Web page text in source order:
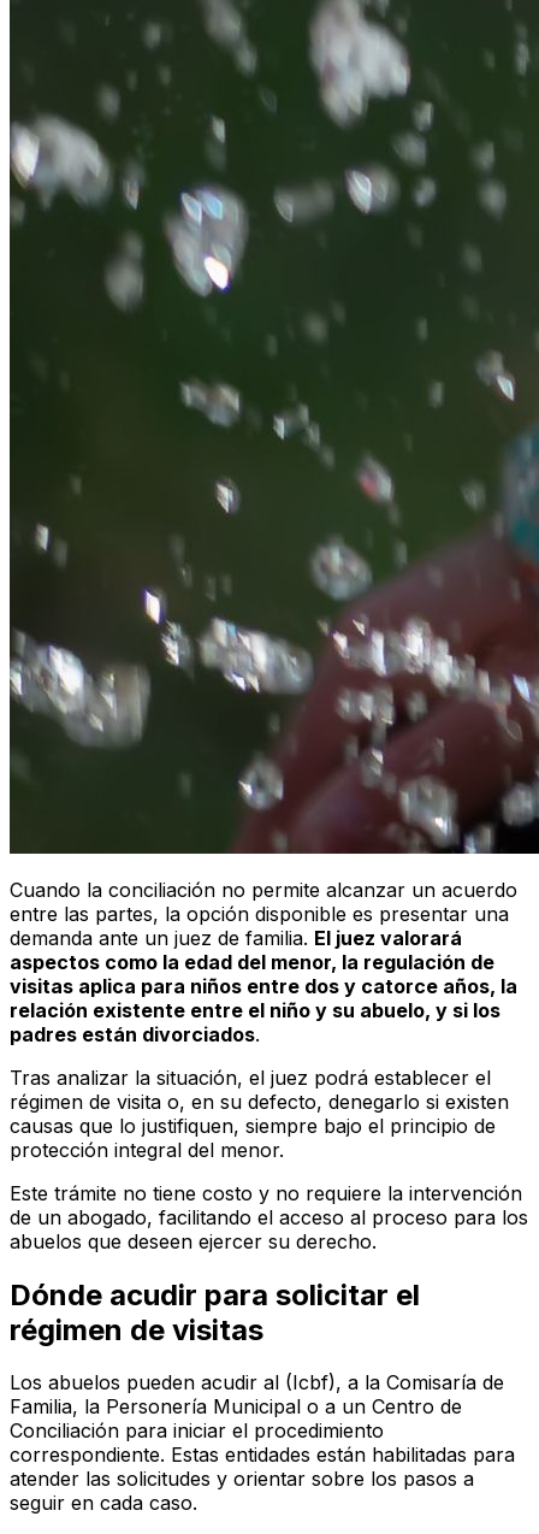
Cuando la conciliación no permite alcanzar un acuerdo
entre las partes, la opción disponible es presentar una
demanda ante un juez de familia. El juez valorará
aspectos como la edad del menor, la regulación de
visitas aplica para niños entre dos y catorce años, la
relación existente entre el niño y su abuelo, y si los
padres están divorciados.
Tras analizar la situación, el juez podrá establecer el
régimen de visita o, en su defecto, denegarlo si existen
causas que lo justifiquen, siempre bajo el principio de
protección integral del menor.
Este trámite no tiene costo y no requiere la intervención
de un abogado, facilitando el acceso al proceso para los
abuelos que deseen ejercer su derecho.
Dónde acudir para solicitar el
régimen de visitas
Los abuelos pueden acudir al (Icbf), a la Comisaría de
Familia, la Personería Municipal o a un Centro de
Conciliación para iniciar el procedimiento
correspondiente. Estas entidades están habilitadas para
atender las solicitudes y orientar sobre los pasos a
seguir en cada caso.